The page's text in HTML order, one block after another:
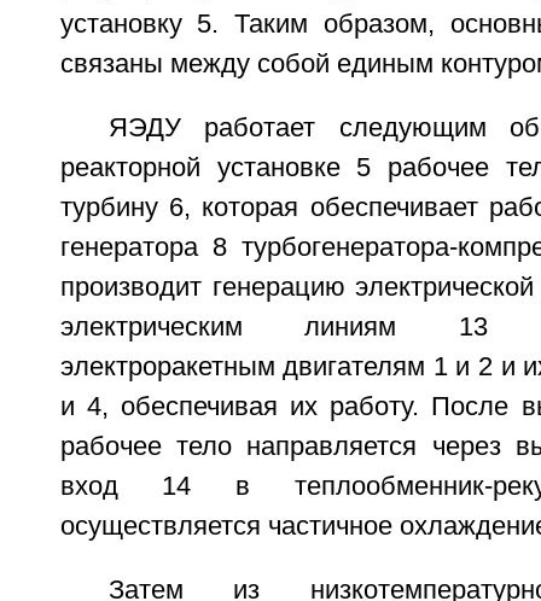
установку 5. Таким образом,
связаны между собой единым
ЯЭДУ работает следующим
реакторной установке 5 рабочее
турбину 6, которая обеспечивает
генератора 8 турбогенератора-
производит генерацию
электрическим линиям 13
электроракетным двигателям 1 и 2 и
и 4, обеспечивая их работу. После
рабочее тело направляется через
вход 14 в теплообменник-
осуществляется частичное
Затем из